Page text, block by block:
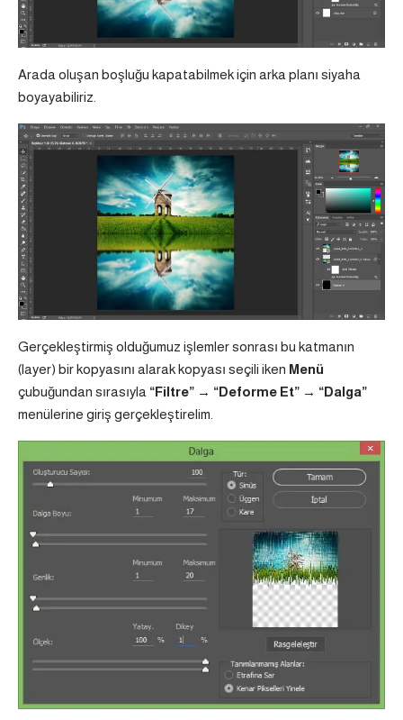
Arada oluşan boşluğu kapatabilmek için arka planı siyaha
boyayabiliriz.
Gerçekleştirmiş olduğumuz işlemler sonrası bu katmanın
(layer) bir kopyasını alarak kopyası seçili iken Menü
çubuğundan sırasıyla “Filtre” → “Deforme Et” → “Dalga”
menülerine giriş gerçekleştirelim.